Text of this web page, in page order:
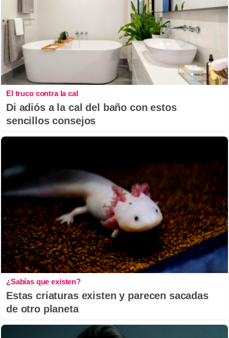
El truco contra la cal
Di adiós a la cal del baño con estos
sencillos consejos
¿Sabías que existen?
Estas criaturas existen y parecen sacadas
de otro planeta